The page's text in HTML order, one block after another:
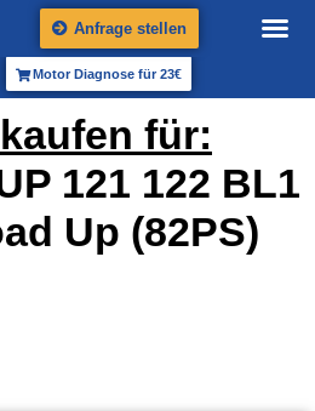
Anfrage stellen
Motor Diagnose für 23€
für:
121 122 BL1
Up (82PS)